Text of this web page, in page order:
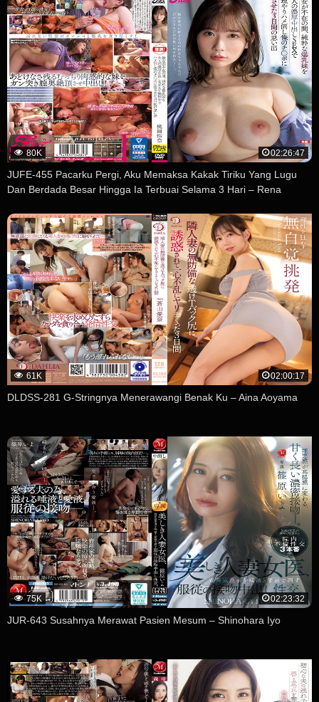
80K 02:26:47
JUFE-455 Pacarku Pergi, Aku Memaksa Kakak Tiriku Yang Lugu
Dan Berdada Besar Hingga Ia Terbuai Selama 3 Hari – Rena
61K 02:00:17
DLDSS-281 G-Stringnya Menerawangi Benak Ku – Aina Aoyama
75K 02:23:32
JUR-643 Susahnya Merawat Pasien Mesum – Shinohara Iyo